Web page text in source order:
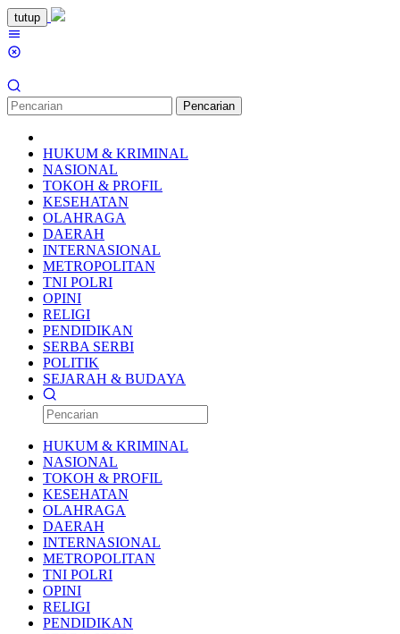
Loncat
ke
konten
tutup
Pencarian
HUKUM & KRIMINAL
NASIONAL
TOKOH & PROFIL
KESEHATAN
OLAHRAGA
DAERAH
INTERNASIONAL
METROPOLITAN
TNI POLRI
OPINI
RELIGI
PENDIDIKAN
SERBA SERBI
POLITIK
SEJARAH & BUDAYA
HUKUM & KRIMINAL
NASIONAL
TOKOH & PROFIL
KESEHATAN
OLAHRAGA
DAERAH
INTERNASIONAL
METROPOLITAN
TNI POLRI
OPINI
RELIGI
PENDIDIKAN